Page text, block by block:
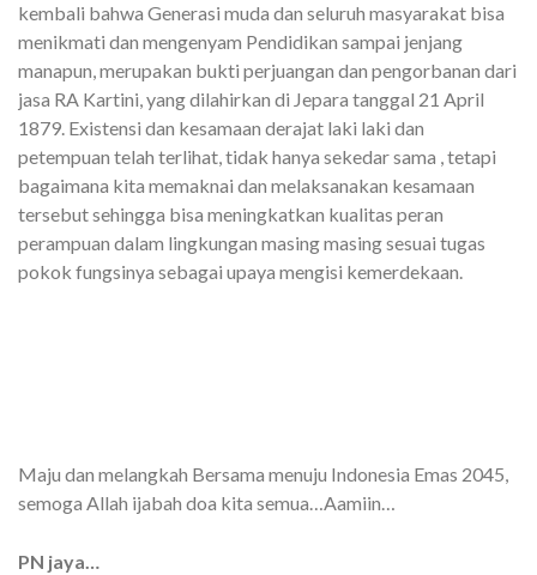
kembali bahwa Generasi muda dan seluruh masyarakat bisa
menikmati dan mengenyam Pendidikan sampai jenjang
manapun, merupakan bukti perjuangan dan pengorbanan dari
jasa RA Kartini, yang dilahirkan di Jepara tanggal 21 April
1879. Existensi dan kesamaan derajat laki laki dan
petempuan telah terlihat, tidak hanya sekedar sama , tetapi
bagaimana kita memaknai dan melaksanakan kesamaan
tersebut sehingga bisa meningkatkan kualitas peran
perampuan dalam lingkungan masing masing sesuai tugas
pokok fungsinya sebagai upaya mengisi kemerdekaan.
Maju dan melangkah Bersama menuju Indonesia Emas 2045,
semoga Allah ijabah doa kita semua…Aamiin…
PN jaya…